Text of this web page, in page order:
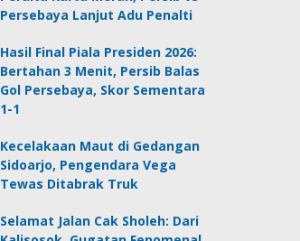
Persebaya Lanjut Adu Penalti
Hasil Final Piala Presiden 2026:
Bertahan 3 Menit, Persib Balas
Gol Persebaya, Skor Sementara
1-1
Kecelakaan Maut di Gedangan
Sidoarjo, Pengendara Vega
Tewas Ditabrak Truk
Selamat Jalan Cak Sholeh: Dari